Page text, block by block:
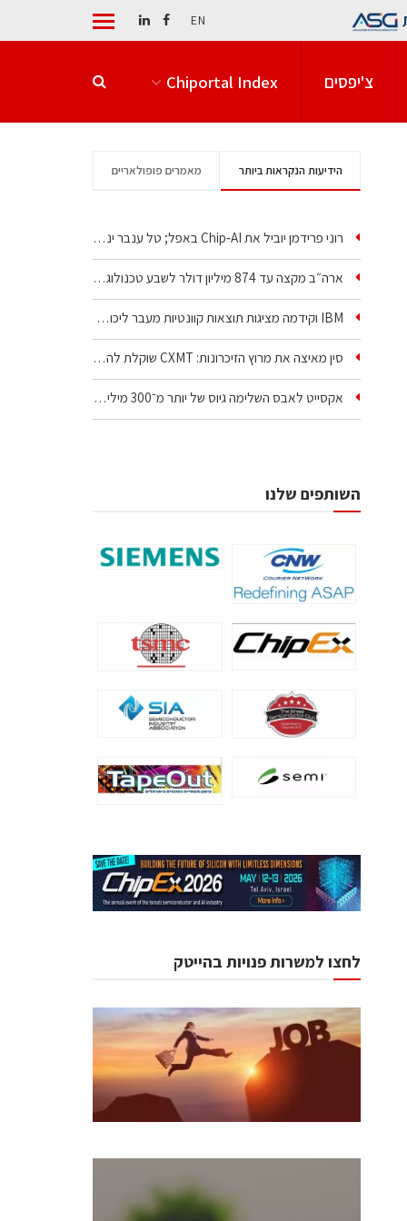
EN
צ'יפסים Chiportal Index
הידיעות הנקראות ביותר מאמרים פופולאריים
רוני פרידמן יוביל את Chip‑AI באפל; טל ענבר ינהל את…
ארה״ב מקצה עד 874 מיליון דולר לשבע טכנולוגיות שבבים…
IBM וקידמה מציגות תוצאות קוונטיות מעבר ליכולת…
סין מאיצה את מרוץ הזיכרונות: CXMT שוקלת להקים מפעל…
אקסייט לאבס השלימה גיוס של יותר מ־300 מיליון דולר…
השותפים שלנו
לחצו למשרות פנויות בהייטק